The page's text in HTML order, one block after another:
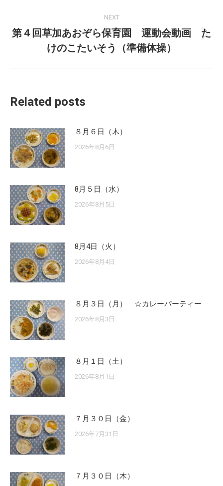
NEXT
Next
post:
第４回草加あおぞら保育園 運動会動画 た
けのこたいそう（準備体操）
Related posts
８月６日（木）
2026年8月6日
8月５日（水）
2026年8月5日
8月4日（火）
2026年8月4日
８月３日（月） ☆カレーパーティー
2026年8月3日
８月１日（土）
2026年8月1日
７月３０日（金）
2026年7月31日
７月３０日（木）